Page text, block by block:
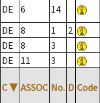
DE
6 14
DE
8 1 2
DE
8 3
DE
11 3
C ▼ ASSOC No. D Code